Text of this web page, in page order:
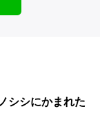
シシにかまれた